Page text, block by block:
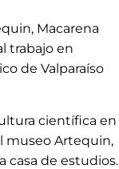
Macarena
trabajo en
de Valparaíso
científica en
museo Artequin,
casa de estudios.